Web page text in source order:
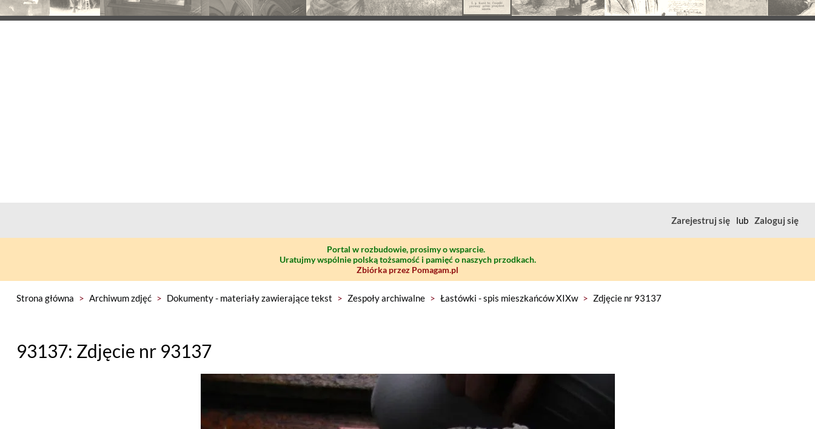
Zarejestruj się lub Zaloguj się
Portal w rozbudowie, prosimy o wsparcie.
Uratujmy wspólnie polską tożsamość i pamięć o naszych przodkach.
Zbiórka przez Pomagam.pl
Strona główna > Archiwum zdjęć > Dokumenty - materiały zawierające tekst > Zespoły archiwalne > Łastówki - spis mieszkańców XIXw > Zdjęcie nr 93137
93137: Zdjęcie nr 93137